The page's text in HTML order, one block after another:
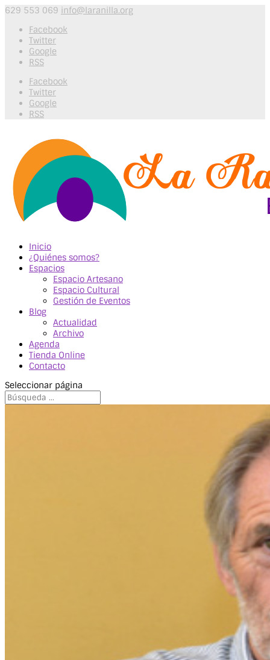
629 553 069 info@laranilla.org
Facebook
Twitter
Google
RSS
Facebook
Twitter
Google
RSS
Inicio
¿Quiénes somos?
Espacios
Espacio Artesano
Espacio Cultural
Gestión de Eventos
Blog
Actualidad
Archivo
Agenda
Tienda Online
Contacto
Seleccionar página